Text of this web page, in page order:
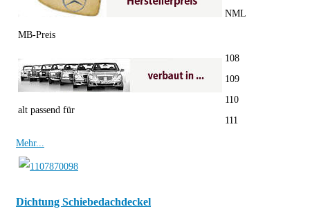
MB-Preis
NML
alt passend für
108
109
110
111
Mehr...
Dichtung Schiebedachdeckel